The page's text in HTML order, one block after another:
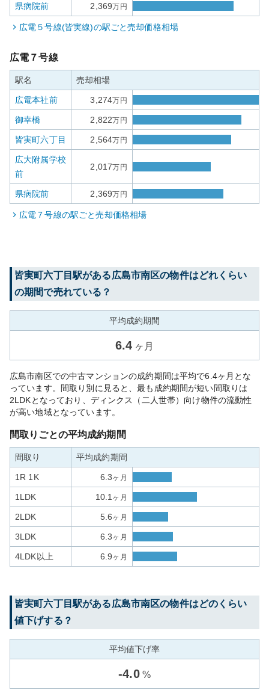
県病院前 2,369万円
広電５号線(皆実線)の駅ごと売却価格相場
広電７号線
駅名 売却相場
広電本社前 3,274万円
御幸橋 2,822万円
皆実町六丁目 2,564万円
広大附属学校
前
2,017万円
県病院前 2,369万円
広電７号線の駅ごと売却価格相場
皆実町六丁目駅がある広島市南区の物件はどれくらい
の期間で売れている？
平均成約期間
6.4 ヶ月
広島市南区での中古マンションの成約期間は平均で6.4ヶ月とな
っています。間取り別に見ると、最も成約期間が短い間取りは
2LDKとなっており、ディンクス（二人世帯）向け物件の流動性
が高い地域となっています。
間取りごとの平均成約期間
間取り 平均成約期間
1R 1K 6.3ヶ月
1LDK 10.1 ヶ月
2LDK 5.6ヶ月
3LDK 6.3ヶ月
4LDK以上 6.9ヶ月
皆実町六丁目駅がある広島市南区の物件はどのくらい
値下げする？
平均値下げ率
-4.0 %